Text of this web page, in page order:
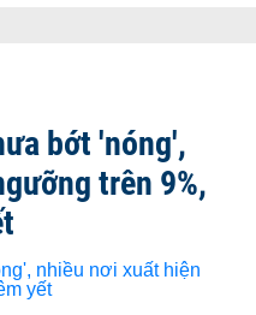
bớt 'nóng',
trên 9%,